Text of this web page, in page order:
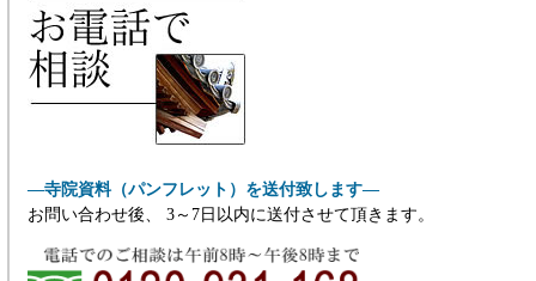
―寺院資料（パンフレット）を送付致します―
お問い合わせ後、 3～7日以内に送付させて頂きます。